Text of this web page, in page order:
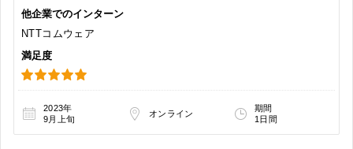
他企業でのインターン
NTTコムウェア
満足度
2023年
9月上旬
オンライン
期間
1日間